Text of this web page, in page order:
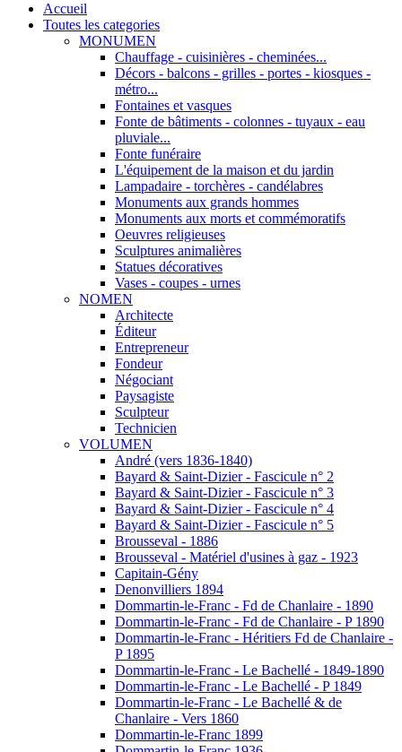
Accueil
Toutes les categories
MONUMEN
Chauffage - cuisinières - cheminées...
Décors - balcons - grilles - portes - kiosques -
métro...
Fontaines et vasques
Fonte de bâtiments - colonnes - tuyaux - eau
pluviale...
Fonte funéraire
L'équipement de la maison et du jardin
Lampadaire - torchères - candélabres
Monuments aux grands hommes
Monuments aux morts et commémoratifs
Oeuvres religieuses
Sculptures animalières
Statues décoratives
Vases - coupes - urnes
NOMEN
Architecte
Éditeur
Entrepreneur
Fondeur
Négociant
Paysagiste
Sculpteur
Technicien
VOLUMEN
André (vers 1836-1840)
Bayard & Saint-Dizier - Fascicule n° 2
Bayard & Saint-Dizier - Fascicule n° 3
Bayard & Saint-Dizier - Fascicule n° 4
Bayard & Saint-Dizier - Fascicule n° 5
Brousseval - 1886
Brousseval - Matériel d'usines à gaz - 1923
Capitain-Gény
Denonvilliers 1894
Dommartin-le-Franc - Fd de Chanlaire - 1890
Dommartin-le-Franc - Fd de Chanlaire - P 1890
Dommartin-le-Franc - Héritiers Fd de Chanlaire -
P 1895
Dommartin-le-Franc - Le Bachellé - 1849-1890
Dommartin-le-Franc - Le Bachellé - P 1849
Dommartin-le-Franc - Le Bachellé & de
Chanlaire - Vers 1860
Dommartin-le-Franc 1899